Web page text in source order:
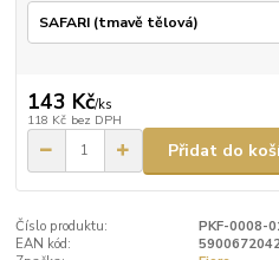
143 Kč/ks
118 Kč bez DPH
Přidat do
Číslo produktu:
PKF-0008-
EAN kód: